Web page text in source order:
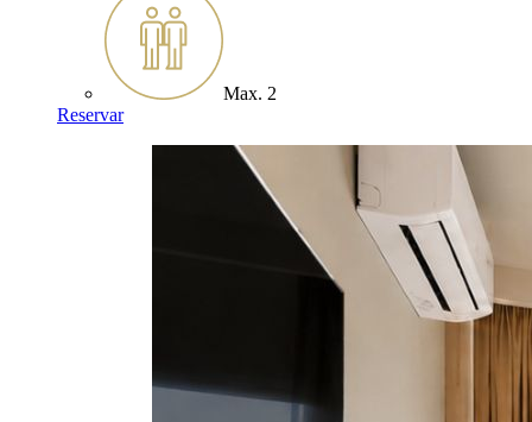
Max. 2
Reservar